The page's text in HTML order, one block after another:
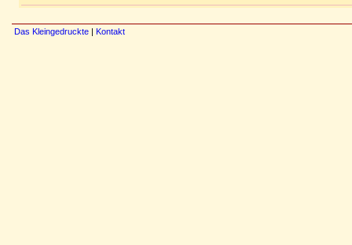
Das Kleingedruckte | Kontakt